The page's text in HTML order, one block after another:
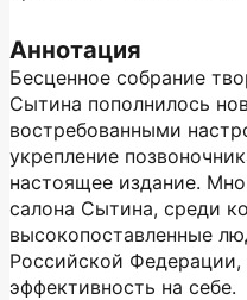
Аннотация
Бесценное собрание
Сытина пополнилось
востребованными
укрепление
настоящее издание.
салона Сытина, среди
высокопоставленные
Российской
эффективность на себе.